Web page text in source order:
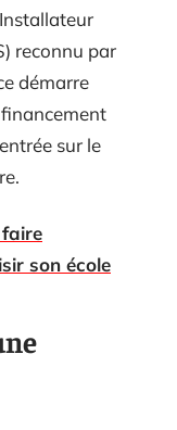
reconnu par
démarre
sur le
son école